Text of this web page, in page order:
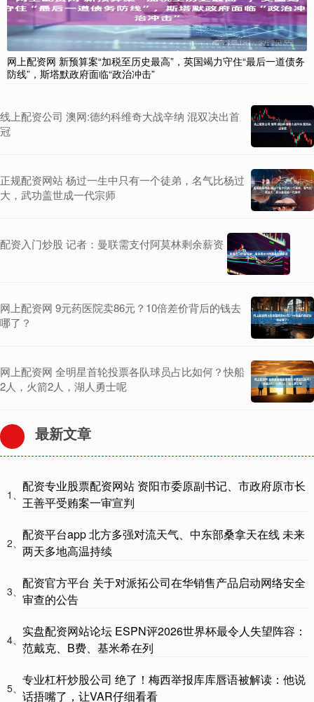
网上配资网 新预算案“加税至历史最高”，英国竭力守住“最后一道债务
防线”，斯塔默政府面临“政治冲击”
线上配资公司 澳网:德约科维奇大战辛纳 混双决出首
冠
正规配资网站 杨过一生中只有一个徒弟，名气比杨过
大，武功盖世成一代宗师
配资入门炒股 记者：曼联需支付阿莫林剩余薪资
网上配资网 9元药医院卖86元？10倍差价背后的钱去
哪了？
网上配资网 全明星首轮投票各队球员占比如何？快船
2人，火箭2人，湖人勇士呢
最新文章
1、
配资专业股票配资网站 资阳市委原副书记、市政府原市长
王善平受贿案一审宣判
2、
配资平台app 北方多强对流天气、中东部桑拿天在线 未来
两天多地高温持续
3、
配资官方平台 关于对派拓公司在华销售产品启动网络安全
审查的公告
4、
实盘配资网站论坛 ESPN评2026世界杯最令人失望阵容：
范戴克、B费、基米希在列
5、
专业杠杆炒股公司 绝了！梅西举报库库唇语被解读：他说
话捂嘴了，让VAR仔细看看